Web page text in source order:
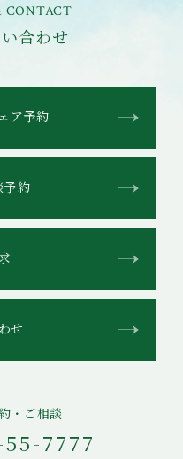
CONTACT
合わせ
ア予約
予約
せ
・ご相談
7777